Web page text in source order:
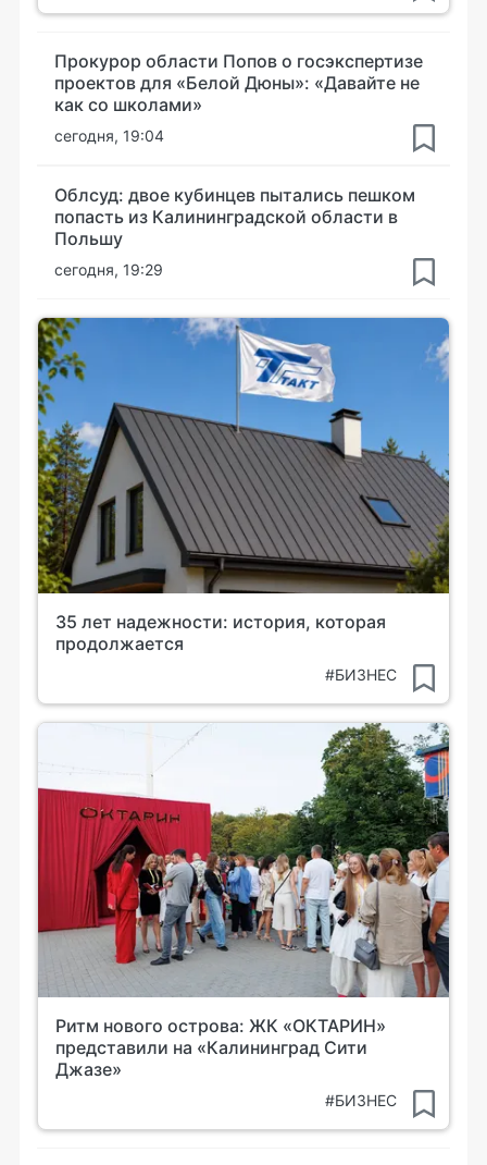
Прокурор области Попов о госэкспертизе
проектов для «Белой Дюны»: «Давайте не
как со школами»
сегодня, 19:04
Облсуд: двое кубинцев пытались пешком
попасть из Калининградской области в
Польшу
сегодня, 19:29
35 лет надежности: история, которая
продолжается
#БИЗНЕС
Ритм нового острова: ЖК «ОКТАРИН»
представили на «Калининград Сити
Джазе»
#БИЗНЕС